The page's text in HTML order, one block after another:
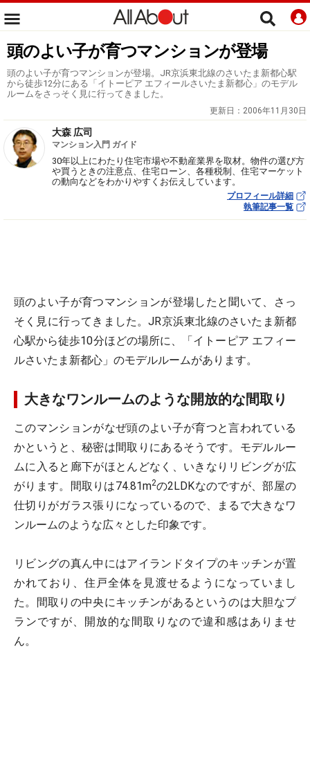
頭のよい子が育つマンションが登場
頭のよい子が育つマンションが登場。JR京浜東北線のさいたま新都心駅
から徒歩12分にある「イトーピア エフィールさいたま新都心」のモデル
ルームをさっそく見に行ってきました。
更新日： 2006年11月30日
大森 広司
マンション入門 ガイド
30年以上にわたり住宅市場や不動産業界を取材。物件の選び方
や買うときの注意点、住宅ローン、各種税制、住宅マーケット
の動向などをわかりやすくお伝えしています。
プロフィール詳細
執筆記事一覧
頭のよい子が育つマンションが登場したと聞いて、さっ
そく見に行ってきました。JR京浜東北線のさいたま新都
心駅から徒歩10分ほどの場所に、「イトーピア エフィー
ルさいたま新都心」のモデルルームがあります。
大きなワンルームのような開放的な間取り
このマンションがなぜ頭のよい子が育つと言われている
かというと、秘密は間取りにあるそうです。モデルルー
ムに入ると廊下がほとんどなく、いきなりリビングが広
がります。間取りは74.81m2の2LDKなのですが、部屋の
仕切りがガラス張りになっているので、まるで大きなワ
ンルームのような広々とした印象です。
リビングの真ん中にはアイランドタイプのキッチンが置
かれており、住戸全体を見渡せるようになっていまし
た。間取りの中央にキッチンがあるというのは大胆なプ
ランですが、開放的な間取りなので違和感はありませ
ん。